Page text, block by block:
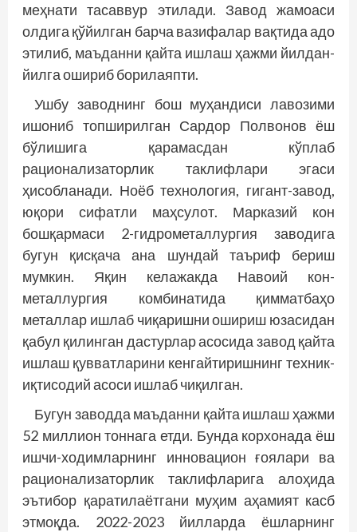
меҳнати тасаввур этилади. Завод жамоаси
олдига қўйилган барча вазифалар вақтида адо
этилиб, маъданни қайта ишлаш ҳажми йилдан-
йилга ошириб борилаяпти.
Ушбу заводнинг бош муҳандиси лавозими
ишониб топширилган Сардор Полвонов ёш
бўлишига қарамасдан кўплаб
рационализаторлик таклифлари эгаси
ҳисобланади. Ноёб технология, гигант-завод,
юқори сифатли маҳсулот. Марказий кон
бошқармаси 2-гидрометаллургия заводига
бугун қисқача ана шундай таъриф бериш
мумкин. Яқин келажакда Навоий кон-
металлургия комбинатида қимматбаҳо
металлар ишлаб чиқаришни ошириш юзасидан
қабул қилинган дастурлар асосида завод қайта
ишлаш қувватларини кенгайтиришнинг техник-
иқтисодий асоси ишлаб чиқилган.
Бугун заводда маъданни қайта ишлаш ҳажми
52 миллион тоннага етди. Бунда корхонада ёш
ишчи-ходимларнинг инновацион ғоялари ва
рационализаторлик таклифларига алоҳида
эътибор қаратилаётгани муҳим аҳамият касб
этмоқда. 2022-2023 йилларда ёшларнинг